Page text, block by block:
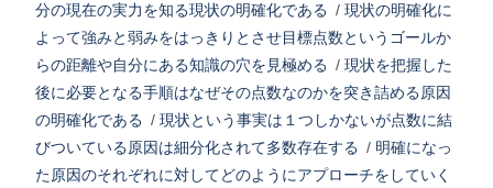
分の現在の実力を知る現状の明確化である / 現状の明確化に
よって強みと弱みをはっきりとさせ目標点数というゴールか
らの距離や自分にある知識の穴を見極める / 現状を把握した
後に必要となる手順はなぜその点数なのかを突き詰める原因
の明確化である / 現状という事実は１つしかないが点数に結
びついている原因は細分化されて多数存在する / 明確になっ
た原因のそれぞれに対してどのようにアプローチをしていく